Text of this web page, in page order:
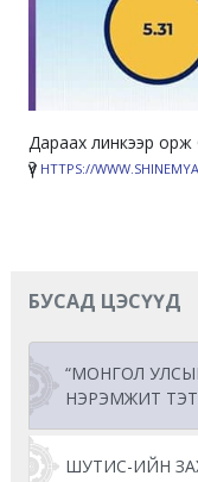
Дараах линкээр орж
үү? HTTPS://
БУСАД ЦЭСҮҮД
“МОНГОЛ
НЭРЭМЖИТ
ШУТИС-ИЙН